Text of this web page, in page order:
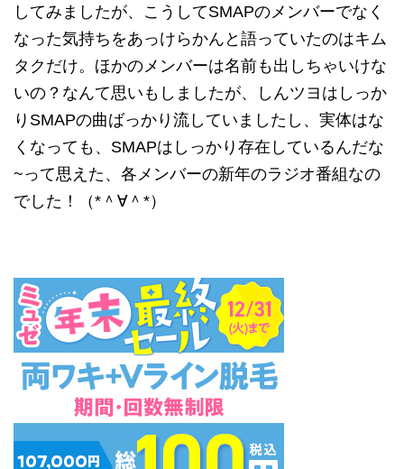
してみましたが、こうしてSMAPのメンバーでなく
なった気持ちをあっけらかんと語っていたのはキム
タクだけ。ほかのメンバーは名前も出しちゃいけな
いの？なんて思いもしましたが、しんツヨはしっか
りSMAPの曲ばっかり流していましたし、実体はな
くなっても、SMAPはしっかり存在しているんだな
~って思えた、各メンバーの新年のラジオ番組なの
でした！（*＾∀＾*）